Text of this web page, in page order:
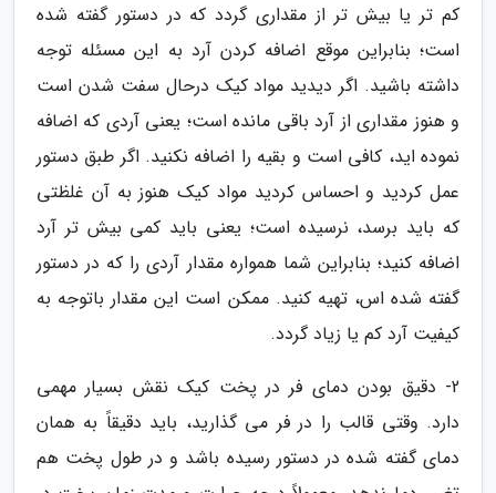
کم تر یا بیش تر از مقداری گردد که در دستور گفته شده
است؛ بنابراین موقع اضافه کردن آرد به این مسئله توجه
داشته باشید. اگر دیدید مواد کیک درحال سفت شدن است
و هنوز مقداری از آرد باقی مانده است؛ یعنی آردی که اضافه
نموده اید، کافی است و بقیه را اضافه نکنید. اگر طبق دستور
عمل کردید و احساس کردید مواد کیک هنوز به آن غلظتی
که باید برسد، نرسیده است؛ یعنی باید کمی بیش تر آرد
اضافه کنید؛ بنابراین شما همواره مقدار آردی را که در دستور
گفته شده اس، تهیه کنید. ممکن است این مقدار باتوجه به
کیفیت آرد کم یا زیاد گردد.
2- دقیق بودن دمای فر در پخت کیک نقش بسیار مهمی
دارد. وقتی قالب را در فر می گذارید، باید دقیقاً به همان
دمای گفته شده در دستور رسیده باشد و در طول پخت هم